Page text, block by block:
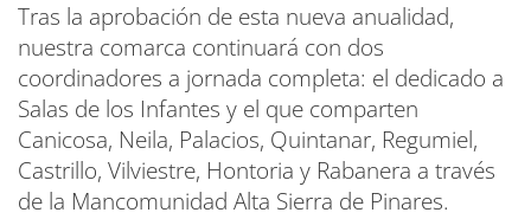
Tras la aprobación de esta nueva anualidad,
nuestra comarca continuará con dos
coordinadores a jornada completa: el dedicado a
Salas de los Infantes y el que comparten
Canicosa, Neila, Palacios, Quintanar, Regumiel,
Castrillo, Vilviestre, Hontoria y Rabanera a través
de la Mancomunidad Alta Sierra de Pinares.